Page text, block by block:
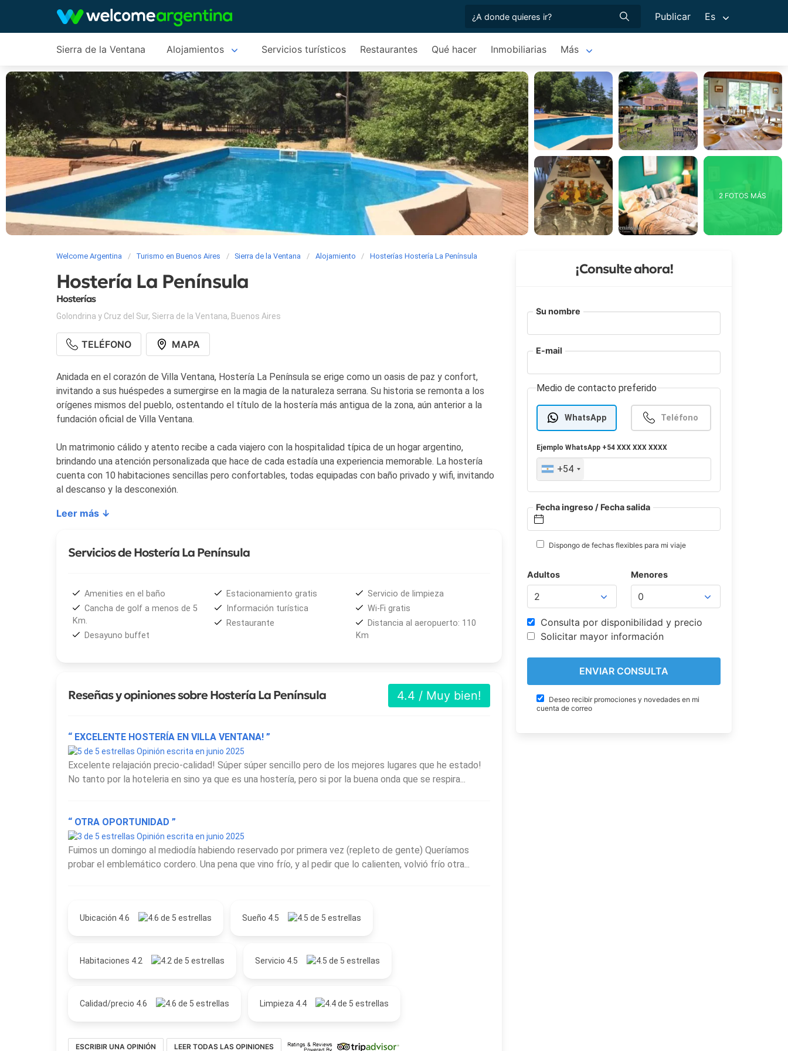
Publicar Es
Sierra de la Ventana Alojamientos Servicios turísticos Restaurantes Qué hacer Inmobiliarias Más
2 FOTOS MÁS
Welcome Argentina Turismo en Buenos Aires Sierra de la Ventana Alojamiento Hosterías Hostería La Península
Hostería La Península
Hosterías
Golondrina y Cruz del Sur, Sierra de la Ventana, Buenos Aires
TELÉFONO MAPA
Anidada en el corazón de Villa Ventana, Hostería La Península se erige como un oasis de paz y confort,
invitando a sus huéspedes a sumergirse en la magia de la naturaleza serrana. Su historia se remonta a los
orígenes mismos del pueblo, ostentando el título de la hostería más antigua de la zona, aún anterior a la
fundación oficial de Villa Ventana.
Un matrimonio cálido y atento recibe a cada viajero con la hospitalidad típica de un hogar argentino,
brindando una atención personalizada que hace de cada estadía una experiencia memorable. La hostería
cuenta con 10 habitaciones sencillas pero confortables, todas equipadas con baño privado y wifi, invitando
al descanso y la desconexión.
Leer más ↓
Servicios de Hostería La Península
Amenities en el baño
Cancha de golf a menos de 5
Km.
Desayuno buffet
Estacionamiento gratis
Información turística
Restaurante
Servicio de limpieza
Wi-Fi gratis
Distancia al aeropuerto: 110
Km
4.4 / Muy bien!
Reseñas y opiniones sobre Hostería La Península
“ EXCELENTE HOSTERÍA EN VILLA VENTANA! ”
Opinión escrita en junio 2025
Excelente relajación precio-calidad! Súper súper sencillo pero de los mejores lugares que he estado!
No tanto por la hoteleria en sino ya que es una hostería, pero si por la buena onda que se respira...
“ OTRA OPORTUNIDAD ”
Opinión escrita en junio 2025
Fuimos un domingo al mediodía habiendo reservado por primera vez (repleto de gente) Queríamos
probar el emblemático cordero. Una pena que vino frío, y al pedir que lo calienten, volvió frío otra...
Ubicación 4.6 Sueño 4.5
Habitaciones 4.2 Servicio 4.5
Calidad/precio 4.6 Limpieza 4.4
ESCRIBIR UNA OPINIÓN LEER TODAS LAS OPINIONES
¡Consulte ahora!
Su nombre
E-mail
Medio de contacto preferido
WhatsApp Teléfono
EjemploWhatsApp +54 XXX XXX XXXX
+54
Fecha ingreso / Fecha salida
Dispongo de fechas flexibles para mi viaje
Adultos Menores
Consulta por disponibilidad y precio
Solicitar mayor información
Deseo recibir promociones y novedades en mi
cuenta de correo